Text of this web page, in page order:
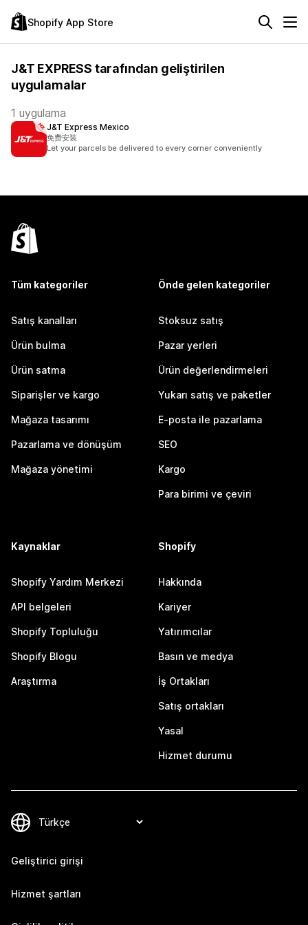
Shopify App Store
J&T EXPRESS tarafından geliştirilen
uygulamalar
1 uygulama
J&T Express Mexico
免费安装
Let your parcels be delivered to every corner conveniently
Tüm kategoriler
Satış kanalları
Ürün bulma
Ürün satma
Siparişler ve kargo
Mağaza tasarımı
Pazarlama ve dönüşüm
Mağaza yönetimi
Önde gelen kategoriler
Stoksuz satış
Pazar yerleri
Ürün değerlendirmeleri
Yukarı satış ve paketler
E-posta ile pazarlama
SEO
Kargo
Para birimi ve çeviri
Kaynaklar
Shopify Yardım Merkezi
API belgeleri
Shopify Topluluğu
Shopify Blogu
Araştırma
Shopify
Hakkında
Kariyer
Yatırımcılar
Basın ve medya
İş Ortakları
Satış ortakları
Yasal
Hizmet durumu
Geliştirici girişi
Hizmet şartları